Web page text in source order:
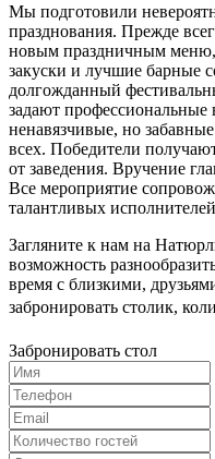
Мы подготовили
празднования. Прежде
новым праздничным меню,
закуски и лучшие барные
долгожданный
задают
ненавязчивые, но
всех. Победители
от заведения. Вручение
Все мероприятие
талантливых
Загляните к нам на
возможность
время с близкими,
забронировать столик,
Забронировать стол